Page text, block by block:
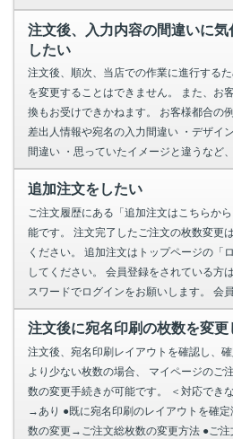
注文後、入力内容の間違いに
したい
注文後、順次、当店での作業に進行する
を変更することはできません。 また、お
換もお受けできかねます。 お客様都合の
差出人情報や宛名の入力間違い ・デザイ
間違い ・思っていたイメージと違うなど
追加注文をしたい
ご注文履歴にある「追加注文はこちらか
能です。 注文完了したご注文の枚数変更
ください。 追加注文はトップページの「
してください。 会員登録をされている
スワードでログインをお願いします。 会員
注文後に宛名印刷の枚数を変更
注文後、宛名印刷レイアウトを確認し、
より少ない枚数の場合、 マイページのご
数の変更手続きが可能です。 ＜対応でき
→あり ●既に宛名印刷のレイアウトを確
数の変更→ご注文総枚数の変更方法 ●ご注